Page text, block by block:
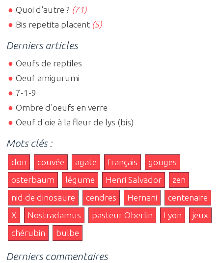
Quoi d'autre ? (71)
Bis repetita placent (5)
Derniers articles
Oeufs de reptiles
Oeuf amigurumi
7-1-9
Ombre d'oeufs en verre
Oeuf d'oie à la fleur de lys (bis)
Mots clés :
don couvée agate français
gouges
osterbaum
légume Henri Salvador
zen
nid de dinosaure
cendres Hernani
centenaire
X
Nostradamus pasteur Oberlin Lyon
jeux
chérubin
bulbe
Derniers commentaires